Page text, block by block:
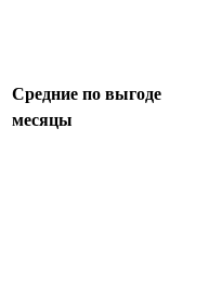
Средние по выгоде
месяцы